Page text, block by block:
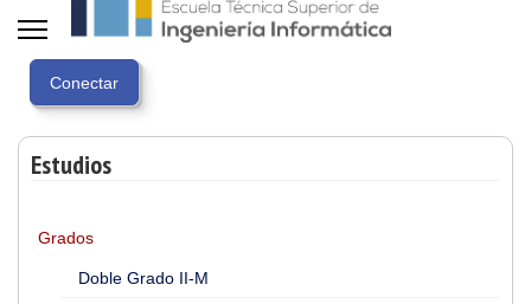
Estudios
Grados
Doble Grado II-M